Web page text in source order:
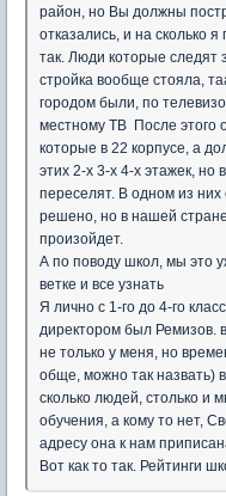
район, но Вы должны
отказались, и на сколько
так. Люди которые следят
стройка вообще стояла,
городом были, по
местному ТВ После этого
которые в 22 корпусе, а
этих 2-х 3-х 4-х этажек, но
переселят. В одном из них
решено, но в нашей
произойдет.
А по поводу школ, мы это
ветке и все узнать
Я лично с 1-го до 4-го
директором был Ремизов.
не только у меня, но
обще, можно так назвать)
сколько людей, столько и
обучения, а кому то нет,
адресу она к нам
Вот как то так. Рейтинги